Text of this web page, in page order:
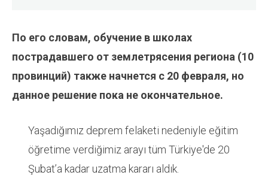
По его словам, обучение в школах
пострадавшего от землетрясения региона (10
провинций) также начнется с 20 февраля, но
данное решение пока не окончательное.
Yaşadığımız deprem felaketi nedeniyle eğitim
öğretime verdiğimiz arayı tüm Türkiye'de 20
Şubat’a kadar uzatma kararı aldık.